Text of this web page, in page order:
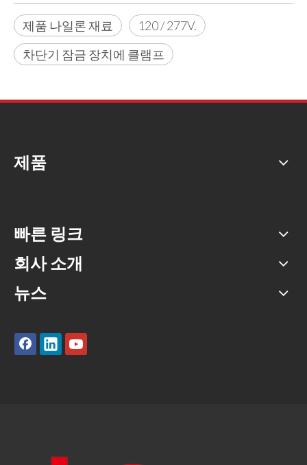
제품 나일론 재료
120 / 277V.
차단기 잠금 장치에 클램프
제품
빠른 링크
회사 소개
뉴스